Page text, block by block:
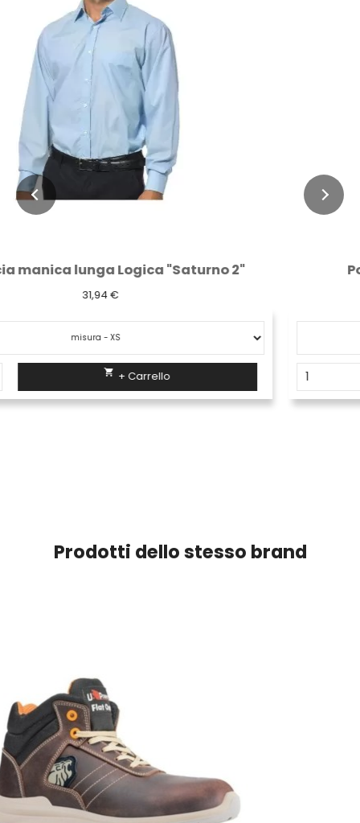
Polo alta visibilità gialla Logica...
Prodotti dello stesso brand